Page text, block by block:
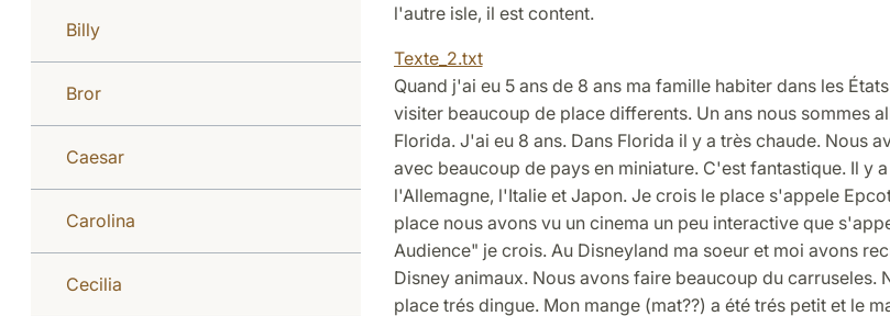
Billy
Bror
Caesar
Carolina
Cecilia
l'autre isle, il est content.
Texte_2.txt
Quand j'ai eu 5 ans de 8 ans ma famille habiter dans les
visiter beaucoup de place differents. Un ans nous sommes
Florida. J'ai eu 8 ans. Dans Florida il y a très chaude. Nous
avec beaucoup de pays en miniature. C'est fantastique. Il y
l'Allemagne, l'Italie et Japon. Je crois le place s'appele
place nous avons vu un cinema un peu interactive que
Audience" je crois. Au Disneyland ma soeur et moi avons
Disney animaux. Nous avons faire beaucoup du carruseles.
place trés dingue. Mon mange (mat??) a été trés petit et le